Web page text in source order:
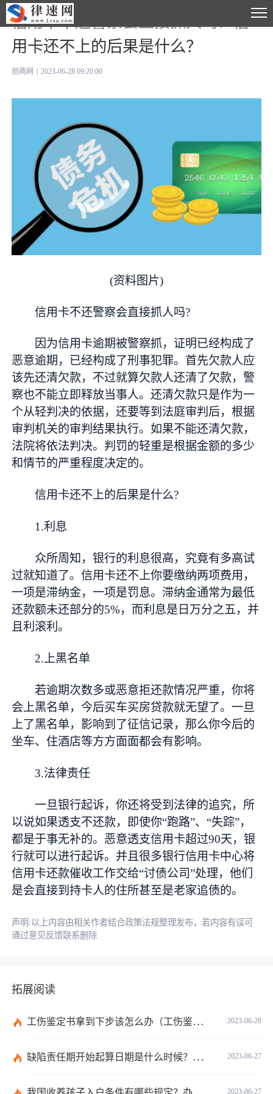
信用卡不还警察会直接抓人吗？信
用卡还不上的后果是什么？
创商网 2023-06-28 09:20:00
(资料图片)
信用卡不还警察会直接抓人吗?
因为信用卡逾期被警察抓，证明已经构成了
恶意逾期，已经构成了刑事犯罪。首先欠款人应
该先还清欠款，不过就算欠款人还清了欠款，警
察也不能立即释放当事人。还清欠款只是作为一
个从轻判决的依据，还要等到法庭审判后，根据
审判机关的审判结果执行。如果不能还清欠款，
法院将依法判决。判罚的轻重是根据金额的多少
和情节的严重程度决定的。
信用卡还不上的后果是什么?
1.利息
众所周知，银行的利息很高，究竟有多高试
过就知道了。信用卡还不上你要缴纳两项费用，
一项是滞纳金，一项是罚息。滞纳金通常为最低
还款额未还部分的5%，而利息是日万分之五，并
且利滚利。
2.上黑名单
若逾期次数多或恶意拒还款情况严重，你将
会上黑名单，今后买车买房贷款就无望了。一旦
上了黑名单，影响到了征信记录，那么你今后的
坐车、住酒店等方方面面都会有影响。
3.法律责任
一旦银行起诉，你还将受到法律的追究，所
以说如果透支不还款，即使你“跑路”、“失踪”，
都是于事无补的。恶意透支信用卡超过90天，银
行就可以进行起诉。并且很多银行信用卡中心将
信用卡还款催收工作交给“讨债公司”处理，他们
是会直接到持卡人的住所甚至是老家追债的。
声明:以上内容由相关作者结合政策法规整理发布，若内容有误可
通过意见反馈联系删除
拓展阅读
2023-06-28
工伤鉴定书拿到下步该怎么办（工伤鉴定后要是对伤残等级结论不服怎么办）
2023-06-27
缺陷责任期开始起算日期是什么时候？缺陷责任终止证书签发的必要条件是什么？
2023-06-27